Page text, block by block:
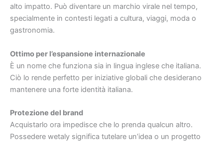
alto impatto. Può diventare un marchio virale nel tempo,
specialmente in contesti legati a cultura, viaggi, moda o
gastronomia.
Ottimo per l’espansione internazionale
È un nome che funziona sia in lingua inglese che italiana.
Ciò lo rende perfetto per iniziative globali che desiderano
mantenere una forte identità italiana.
Protezione del brand
Acquistarlo ora impedisce che lo prenda qualcun altro.
Possedere wetaly significa tutelare un’idea o un progetto